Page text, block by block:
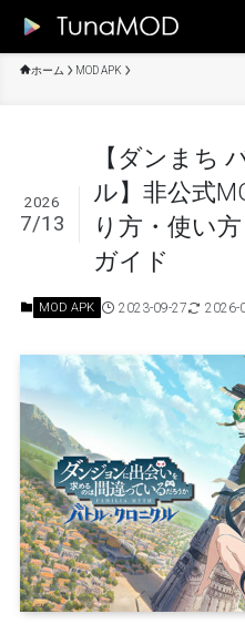
ホーム MOD APK
【ダンまち
ル】非公式
り方・使い
ガイド
2026
7/13
MOD APK 2023-09-27 2026-